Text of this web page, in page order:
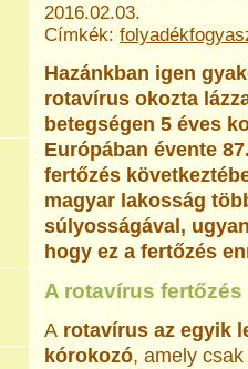
2016.02.03.
Címkék:
Hazánkban igen
rotavírus okozta
betegségen 5 éves
Európában évente
fertőzés
magyar lakosság
súlyosságával,
hogy ez a fertőzés
A rotavírus
A rotavírus az egyik
kórokozó, amely